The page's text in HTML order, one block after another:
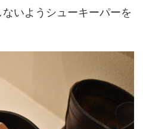
いようシューキーパーを